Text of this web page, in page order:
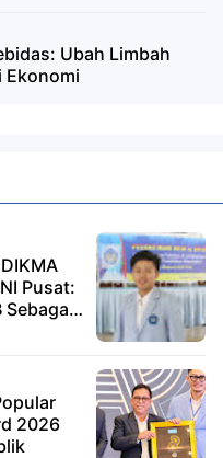
Ubah Limbah
Ekonomi
Pusat:
Sebagai
2026